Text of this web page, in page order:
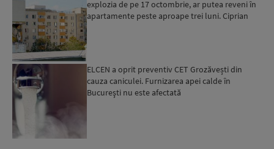
explozia de pe 17 octombrie, ar putea reveni în
apartamente peste aproape trei luni. Ciprian
ELCEN a oprit preventiv CET Grozăvești din
cauza caniculei. Furnizarea apei calde în
Bucureşti nu este afectată